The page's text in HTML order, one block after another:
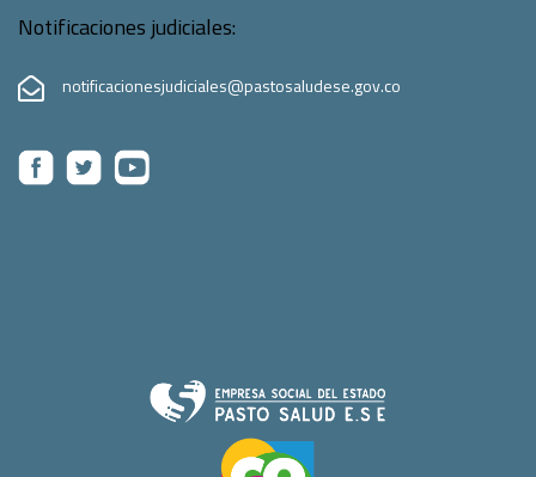
Notificaciones judiciales:
notificacionesjudiciales@pastosaludese.gov.co